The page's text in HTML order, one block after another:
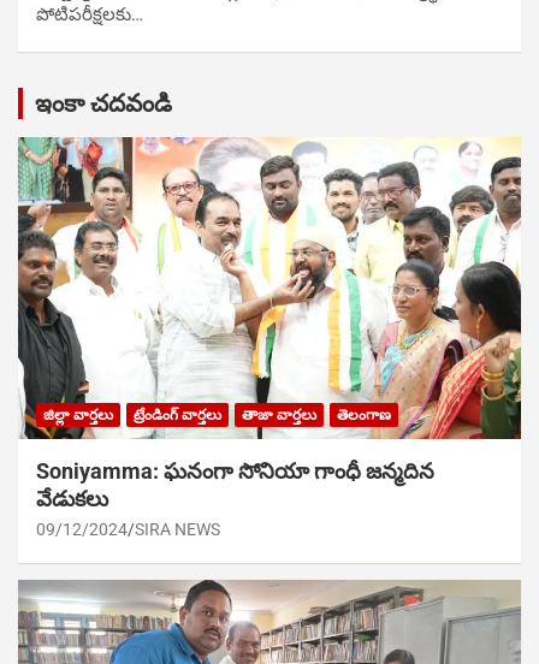
పోటిప‌రీక్ష‌ల‌కు…
ఇంకా చదవండి
జిల్లా వార్తలు ట్రేండింగ్ వార్తలు తాజా వార్తలు తెలంగాణ
Soniyamma: ఘ‌నంగా సోనియా గాంధీ జ‌న్మ‌దిన
వేడుక‌లు
09/12/2024 SIRA NEWS